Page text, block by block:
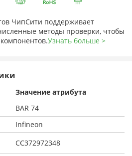
ЧипСити поддерживает
методы проверки, чтобы
Узнать больше >
Значение атрибута
BAR 74
Infineon
CC372972348